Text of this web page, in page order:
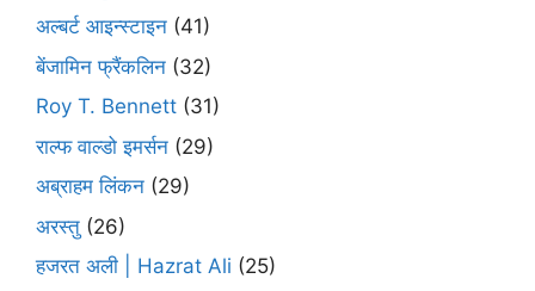
अल्बर्ट आइन्स्टाइन (41)
बेंजामिन फ्रैंकलिन (32)
Roy T. Bennett (31)
राल्फ वाल्डो इमर्सन (29)
अब्राहम लिंकन (29)
अरस्तु (26)
हजरत अली | Hazrat Ali (25)